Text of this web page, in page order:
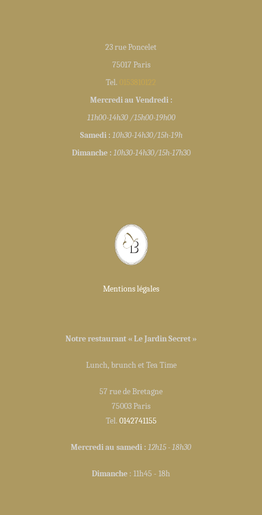
23 rue Poncelet
75017 Paris
Tel. 0153810122
Mercredi au Vendredi :
11h00-14h30 /15h00-19h00
Samedi : 10h30-14h30/15h-19h
Dimanche : 10h30-14h30/15h-17h30
Mentions légales
Notre restaurant « Le Jardin Secret »
Lunch, brunch et Tea Time
57 rue de Bretagne
75003 Paris
Tel. 0142741155
Mercredi au samedi : 12h15 - 18h30
Dimanche : 11h45 - 18h